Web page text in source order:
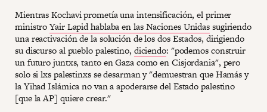
Mientras Kochavi prometía una intensificación, el primer
ministroYair Lapid hablaba en las Naciones Unidassugiriendo
una reactivación de la solución de los dos Estados, dirigiendo
su discurso al pueblo palestino, diciendo: "podemos construir
un futuro juntxs, tanto en Gaza como en Cisjordania", pero
solo si lxs palestinxs se desarman y "demuestran que Hamás y
la Yihad Islámica no van a apoderarse del Estado palestino
[que la AP] quiere crear."